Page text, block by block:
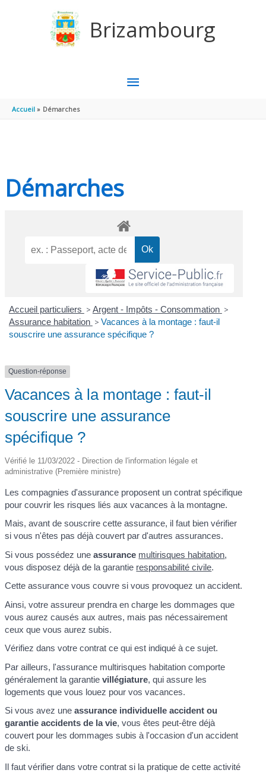
Brizambourg
MENU
Accueil Démarches
Démarches
Accueil particuliers > Argent - Impôts - Consommation >
Assurance habitation > Vacances à la montage : faut-il
souscrire une assurance spécifique ?
Question-réponse
Vacances à la montage : faut-il
souscrire une assurance
spécifique ?
Vérifié le 11/03/2022 - Direction de l'information légale et
administrative (Première ministre)
Les compagnies d'assurance proposent un contrat spécifique
pour couvrir les risques liés aux vacances à la montagne.
Mais, avant de souscrire cette assurance, il faut bien vérifier
si vous n'êtes pas déjà couvert par d'autres assurances.
Si vous possédez uneassurance multirisques habitation,
vous disposez déjà de la garantie responsabilité civile.
Cette assurance vous couvre si vous provoquez un accident.
Ainsi, votre assureur prendra en charge les dommages que
vous aurez causés aux autres, mais pas nécessairement
ceux que vous aurez subis.
Vérifiez dans votre contrat ce qui est indiqué à ce sujet.
Par ailleurs, l'assurance multirisques habitation comporte
généralement la garantievillégiature, qui assure les
logements que vous louez pour vos vacances.
Si vous avez uneassurance individuelle accident ou
garantie accidents de la vie, vous êtes peut-être déjà
couvert pour les dommages subis à l'occasion d'un accident
de ski.
Il faut vérifier dans votre contrat si la pratique de cette activité